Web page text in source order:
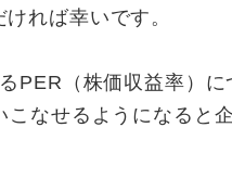
れば幸いです。
PER（株価収益率）に
なせるようになると